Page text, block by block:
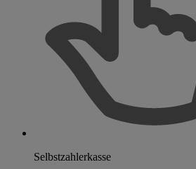
Selbstzahlerkasse